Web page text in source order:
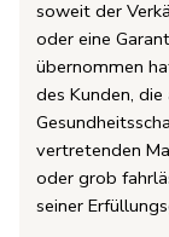
soweit der
oder eine
übernommen
des Kunden,
vertretenden
oder grob
seiner